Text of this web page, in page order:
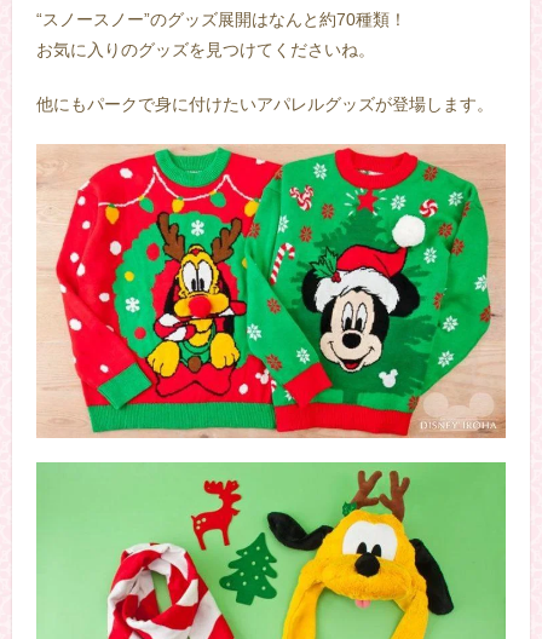
“スノースノー”のグッズ展開はなんと約70種類！
お気に入りのグッズを見つけてくださいね。
他にもパークで身に付けたいアパレルグッズが登場します。